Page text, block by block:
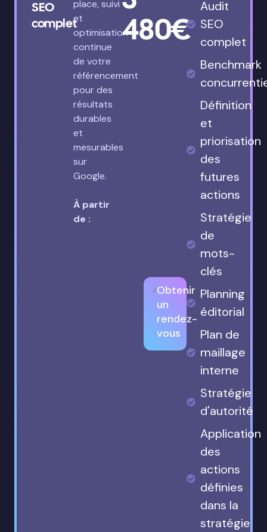
SEO
complet
place, suivi
et
optimisation
continue
de votre
référencement
pour des
résultats
durables
et
mesurables
sur
Google.
À partir
de :
480€
Obtenir
un
rendez-
vous
Audit
SEO
complet
Benchmark
Définition
et
priorisation
des
futures
actions
Stratégie
de
mots-
clés
Planning
éditorial
Plan de
maillage
interne
Stratégie
d'autorité
Application
des
actions
définies
dans la
stratégie